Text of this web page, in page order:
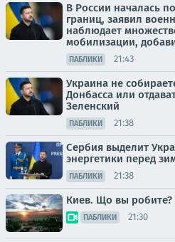
В России началась
границ, заявил
наблюдает
мобилизации,
ПАБЛИКИ 21:43
Украина не
Донбасса или
Зеленский
ПАБЛИКИ 21:38
Сербия выделит
энергетики перед
ПАБЛИКИ 21:38
Киев. Що вы робите?
ПАБЛИКИ 21:30